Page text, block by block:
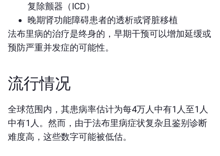
复除颤器（ICD）
晚期肾功能障碍患者的透析或肾脏移植
法布里病的治疗是终身的，早期干预可以增加延缓或
预防严重并发症的可能性。
流行情况
全球范围内，其患病率估计为每4万人中有1人至1人
中有1人。然而，由于法布里病症状复杂且鉴别诊断
难度高，这些数字可能被低估。